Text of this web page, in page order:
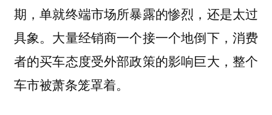
期，单就终端市场所暴露的惨烈，还是太过
具象。大量经销商一个接一个地倒下，消费
者的买车态度受外部政策的影响巨大，整个
车市被萧条笼罩着。